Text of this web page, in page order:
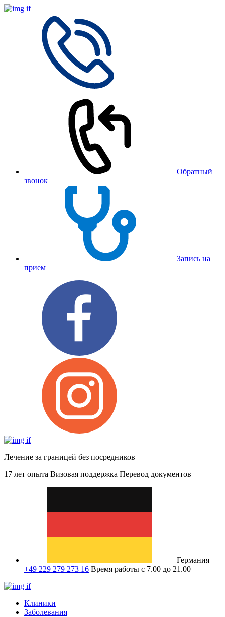
Обратный
звонок
Запись на
прием
Лечение за границей без посредников
17 лет опыта Визовая поддержка Перевод документов
Германия
+49 229 279 273 16 Время работы с 7.00 до 21.00
Клиники
Заболевания